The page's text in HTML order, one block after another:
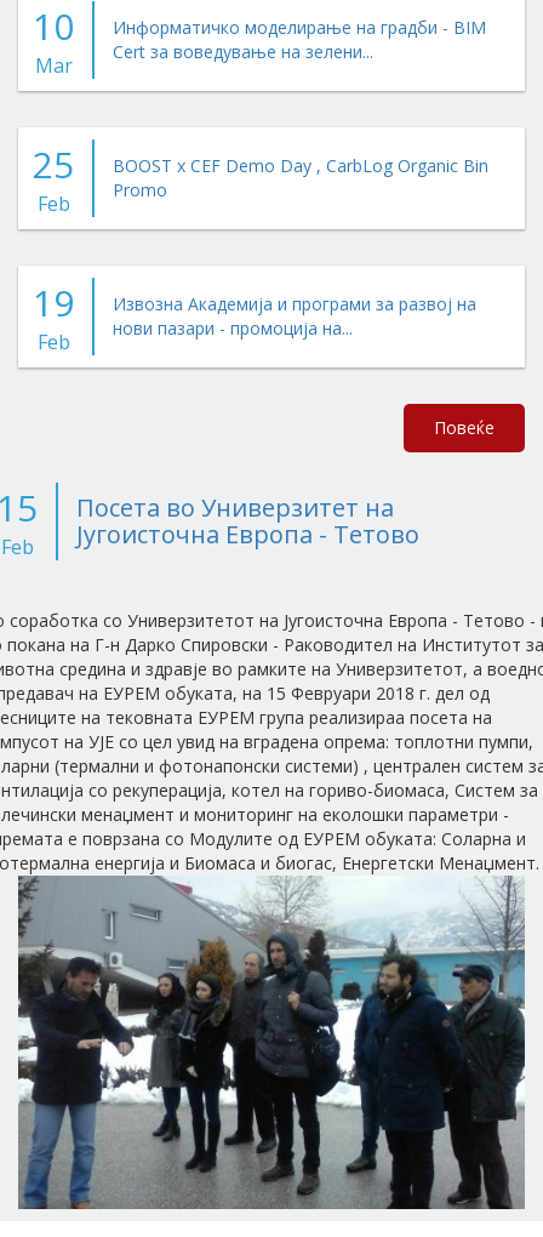
10
Mar
Информатичко моделирање на градби - BIM
Cert за воведување на зелени...
25
Feb
BOOST x CEF Demo Day , CarbLog Organic Bin
Promo
19
Feb
Извозна Академија и програми за развој на
нови пазари - промоција на...
Повеќе
Feb
Посета во Универзитет на
Југоисточна Европа - Тетово
соработка со Универзитетот на Југоисточна Европа - Тетово -
покана на Г-н Дарко Спировски - Раководител на Институтот за
средина и здравје во рамките на Универзитетот, а
на ЕУРЕМ обуката, на 15 Февруари 2018 г. дел од
на тековната ЕУРЕМ група реализираа посета на
на УЈЕ со цел увид на вградена опрема: топлотни пумпи,
(термални и фотонапонски системи) , централен систем
со рекуперација, котел на гориво-биомаса, Систем за
менаџмент и мониторинг на еколошки параметри -
е поврзана со Модулите од ЕУРЕМ обуката: Соларна и
енергија и Биомаса и биогас, Енергетски Менаџмент.